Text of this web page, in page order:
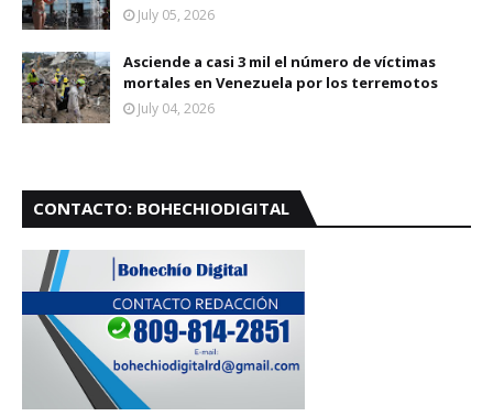
July 05, 2026
Asciende a casi 3 mil el número de víctimas
mortales en Venezuela por los terremotos
July 04, 2026
CONTACTO: BOHECHIODIGITAL